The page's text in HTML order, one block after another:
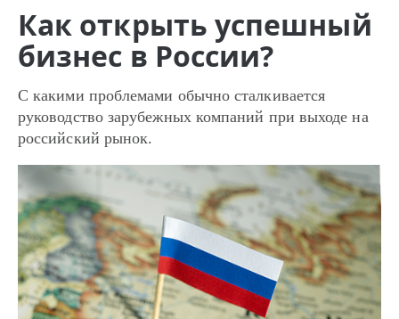
Как открыть успешный
бизнес в России?
С какими проблемами обычно сталкивается
руководство зарубежных компаний при выходе на
российский рынок.